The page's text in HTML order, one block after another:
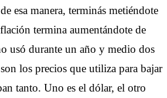
esa manera, terminás metiéndote
termina aumentándote de
usó durante un año y medio dos
los precios que utiliza para bajar
tanto. Uno es el dólar, el otro